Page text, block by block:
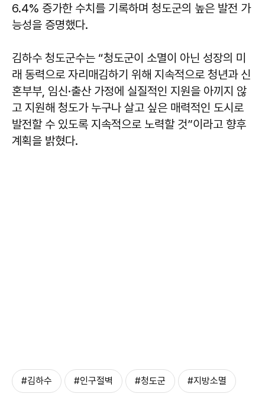
6.4% 증가한 수치를 기록하며 청도군의 높은 발전 가
능성을 증명했다.
김하수 청도군수는 “청도군이 소멸이 아닌 성장의 미
래 동력으로 자리매김하기 위해 지속적으로 청년과 신
혼부부, 임신·출산 가정에 실질적인 지원을 아끼지 않
고 지원해 청도가 누구나 살고 싶은 매력적인 도시로
발전할 수 있도록 지속적으로 노력할 것”이라고 향후
계획을 밝혔다.
#김하수 #인구절벽 #청도군 #지방소멸